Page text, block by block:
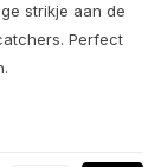
strikje aan de
Perfect